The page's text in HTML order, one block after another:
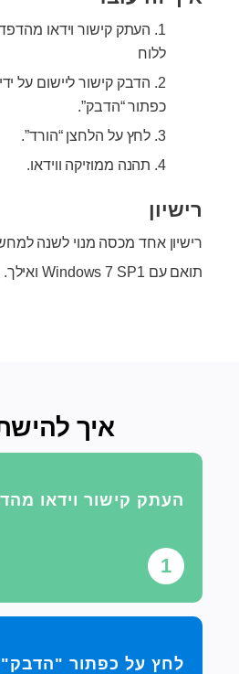
העתק קישור וידאו
ללוח
הדבק קישור ליישום על
כפתור “הדבק”.
לחץ על הלחצן “הורד”.
תהנה ממוזיקה ווידאו.
רישיון
רישיון אחד מכסה מנוי לשנה
תואם עם Windows 7 SP1 ואילך.
איך
1
העתק קישור וידאו
לחץ על כפתור "הדבק"